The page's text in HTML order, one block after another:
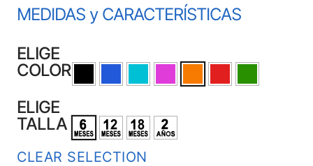
MEDIDAS y CARACTERÍSTICAS
ELIGE
COLOR
ELIGE
TALLA
CLEAR SELECTION